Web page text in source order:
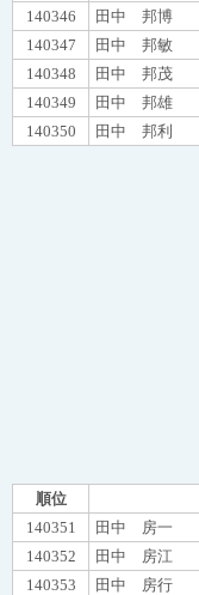
140346 田中 邦博
140347
田中 邦敏
140348
田中 邦茂
140349
田中 邦雄
140350
田中 邦利
順位
140351
田中 房一
140352
田中 房江
140353
田中 房行